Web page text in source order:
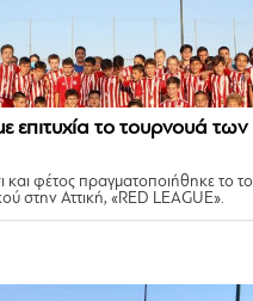
επιτυχία το τουρνουά
φέτος πραγματοποιήθηκε το
στην Αττική, «RED LEAGUE».